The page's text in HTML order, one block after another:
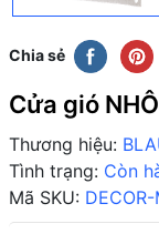
Chia sẻ
Cửa gió
Thương hiệu:
Tình trạng: Còn
Mã SKU: